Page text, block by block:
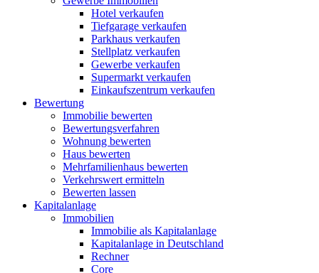
Hotel verkaufen
Tiefgarage verkaufen
Parkhaus verkaufen
Stellplatz verkaufen
Gewerbe verkaufen
Supermarkt verkaufen
Einkaufszentrum verkaufen
Bewertung
Immobilie bewerten
Bewertungsverfahren
Wohnung bewerten
Haus bewerten
Mehrfamilienhaus bewerten
Verkehrswert ermitteln
Bewerten lassen
Kapitalanlage
Immobilien
Immobilie als Kapitalanlage
Kapitalanlage in Deutschland
Rechner
Core